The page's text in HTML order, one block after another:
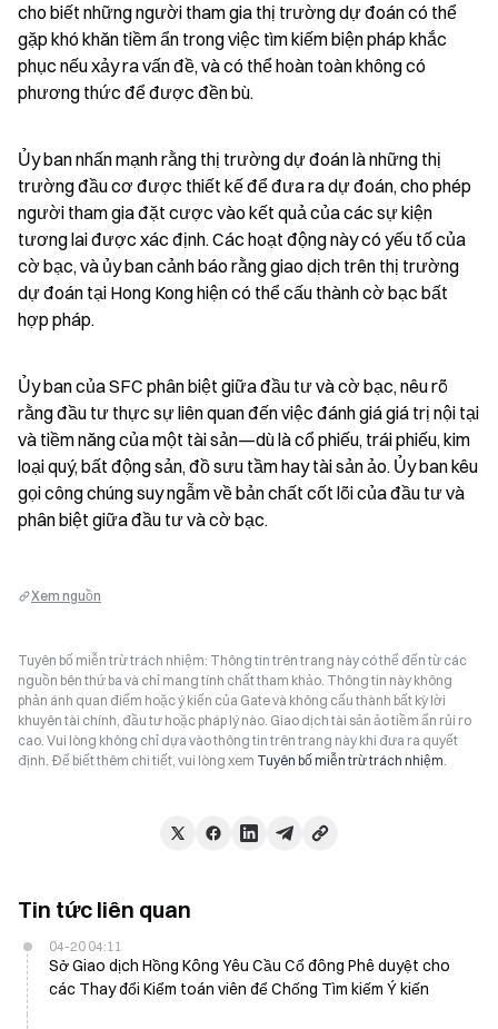
cho biết những người tham gia thị trường dự đoán có thể
gặp khó khăn tiềm ẩn trong việc tìm kiếm biện pháp khắc
phục nếu xảy ra vấn đề, và có thể hoàn toàn không có
phương thức để được đền bù.
Ủy ban nhấn mạnh rằng thị trường dự đoán là những thị
trường đầu cơ được thiết kế để đưa ra dự đoán, cho phép
người tham gia đặt cược vào kết quả của các sự kiện
tương lai được xác định. Các hoạt động này có yếu tố của
cờ bạc, và ủy ban cảnh báo rằng giao dịch trên thị trường
dự đoán tại Hong Kong hiện có thể cấu thành cờ bạc bất
hợp pháp.
Ủy ban của SFC phân biệt giữa đầu tư và cờ bạc, nêu rõ
rằng đầu tư thực sự liên quan đến việc đánh giá giá trị nội tại
và tiềm năng của một tài sản—dù là cổ phiếu, trái phiếu, kim
loại quý, bất động sản, đồ sưu tầm hay tài sản ảo. Ủy ban kêu
gọi công chúng suy ngẫm về bản chất cốt lõi của đầu tư và
phân biệt giữa đầu tư và cờ bạc.
Xem nguồn
Tuyên bố miễn trừ trách nhiệm: Thông tin trên trang này có thể đến từ các
nguồn bên thứ ba và chỉ mang tính chất tham khảo. Thông tin này không
phản ánh quan điểm hoặc ý kiến của Gate và không cấu thành bất kỳ lời
khuyên tài chính, đầu tư hoặc pháp lý nào. Giao dịch tài sản ảo tiềm ẩn rủi ro
cao. Vui lòng không chỉ dựa vào thông tin trên trang này khi đưa ra quyết
định. Để biết thêm chi tiết, vui lòng xem Tuyên bố miễn trừ trách nhiệm.
Tin tức liên quan
04-20 04:11
Sở Giao dịch Hồng Kông Yêu Cầu Cổ đông Phê duyệt cho
các Thay đổi Kiểm toán viên để Chống Tìm kiếm Ý kiến